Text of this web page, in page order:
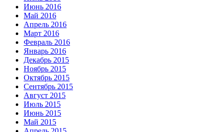
Июнь 2016
Май 2016
Апрель 2016
Март 2016
Февраль 2016
Январь 2016
Декабрь 2015
Ноябрь 2015
Октябрь 2015
Сентябрь 2015
Август 2015
Июль 2015
Июнь 2015
Май 2015